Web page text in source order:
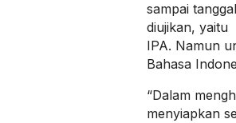
sampai
diujikan, yaitu
IPA. Namun
Bahasa
“Dalam
menyiapkan